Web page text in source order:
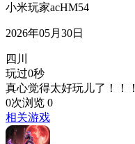
小米玩家acHM54
2026年05月30日
四川
玩过0秒
真心觉得太好玩儿了！！！
0次浏览 0
相关游戏